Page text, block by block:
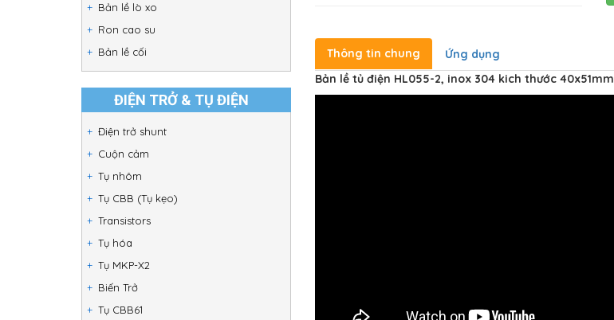
Bản lề lò xo
Ron cao su
Bản lề cối
ĐIỆN TRỞ & TỤ ĐIỆN
Điện trở shunt
Cuộn cảm
Tụ nhôm
Tụ CBB (Tụ kẹo)
Transistors
Tụ hóa
Tụ MKP-X2
Biến Trở
Tụ CBB61
Thông tin chung
Ứng dụng
Bản lề tủ điện HL055-2, inox 304 kich thước 40x51mm